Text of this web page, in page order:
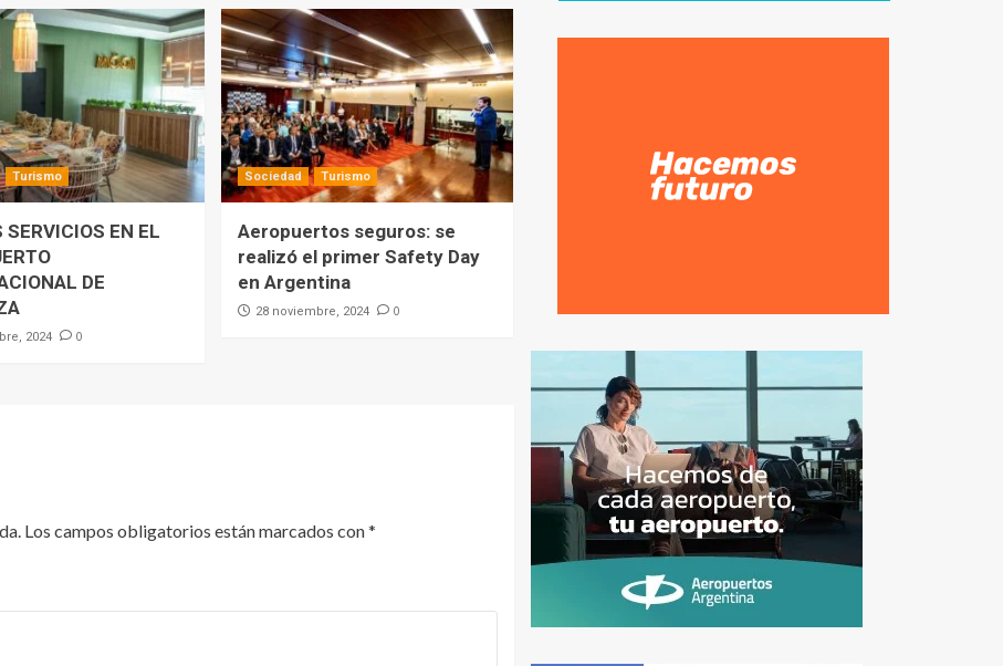
Turismo
SERVICIOS EN EL
DE
2024 0
Sociedad Turismo
Aeropuertos seguros: se
realizó el primer Safety Day
en Argentina
28 noviembre, 2024 0
Los campos obligatorios están marcados con*